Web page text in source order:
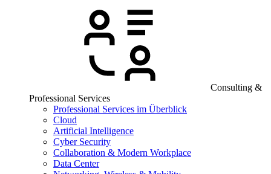
Consulting &
Professional Services
Professional Services im Überblick
Cloud
Artificial Intelligence
Cyber Security
Collaboration & Modern Workplace
Data Center